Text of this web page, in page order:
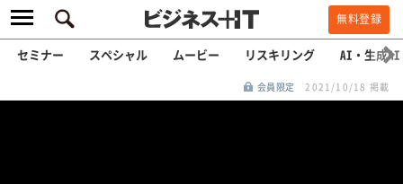
無料登録
セミナー スペシャル ムービー リスキリング AI・生成AI
会員限定 2021/10/18 掲載